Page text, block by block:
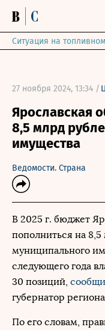
Ситуация на
27 ноября 2024, 13:34 /
Ярославская
8,5 млрд
имущества
Ведомости. Страна
В 2025 г. бюджет
пополниться на 8,5
муниципального
следующего года
30 позиций,
губернатор
По его словам,